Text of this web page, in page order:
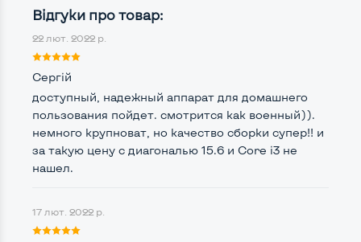
ПроцесорIntel Core i3-330M
Кількість ядер / потоків
Частота процесора (базова-максимальна)
Intel Core i3-330M (2,13 GHz)
Тип оперативної пам'ятіDDR3
Тип накопичувачаSSD+HDD
Відгуки про товар:
22 лют. 2022 р.
Сергій
доступный, надежный аппарат для домашнего
пользования пойдет. смотрится как военный)).
немного крупноват, но качество сборки супер!! и
за такую цену с диагональю 15.6 и Core i3 не
нашел.
17 лют. 2022 р.